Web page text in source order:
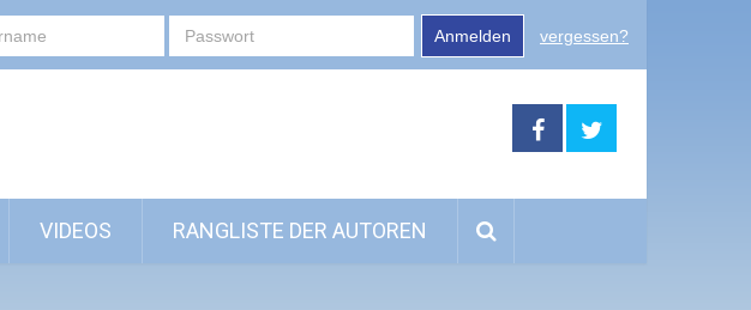
Anmelden vergessen?
VIDEOS RANGLISTE DER AUTOREN